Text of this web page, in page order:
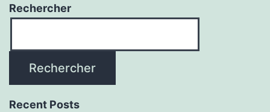
Rechercher
Rechercher
Recent Posts